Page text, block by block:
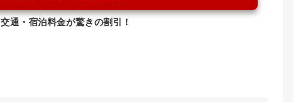
交通・宿泊料金が驚きの割引！